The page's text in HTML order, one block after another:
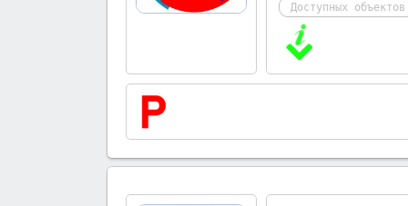
Доступных объектов